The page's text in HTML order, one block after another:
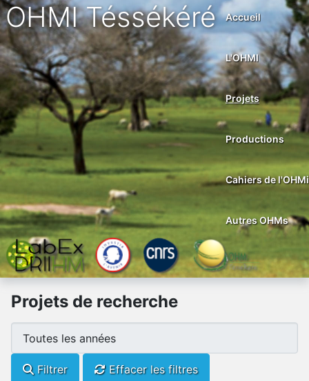
OHMI Téssékéré Accueil
L'OHMI
Projets
Productions
Cahiers de l'OHMi
Autres OHMs
Projets de recherche
Filtrer Effacer les filtres